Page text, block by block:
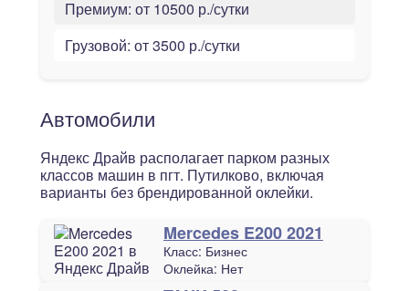
Премиум: от 10500 р./сутки
Грузовой: от 3500 р./сутки
Автомобили
Яндекс Драйв располагает парком разных
классов машин в пгт. Путилково, включая
варианты без брендированной оклейки.
Mercedes E200 2021
Класс: Бизнес
Оклейка: Нет